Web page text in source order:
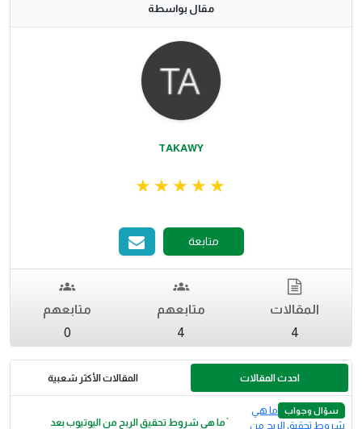
مقال بواسطة
TAKAWY
متابعة
المقالات
4
متابعهم
4
متابعهم
0
احدث المقالات المقالات الأكثر شعبية
سؤال وجواب
`ما هي شروط تحقيق الربح من اليوتيوب بعد